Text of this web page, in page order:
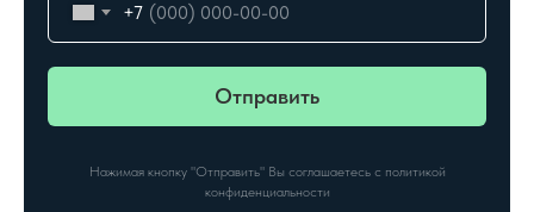
+7
Отправить
Нажимая кнопку "Отправить" Вы соглашаетесь с политикой
конфиденциальности